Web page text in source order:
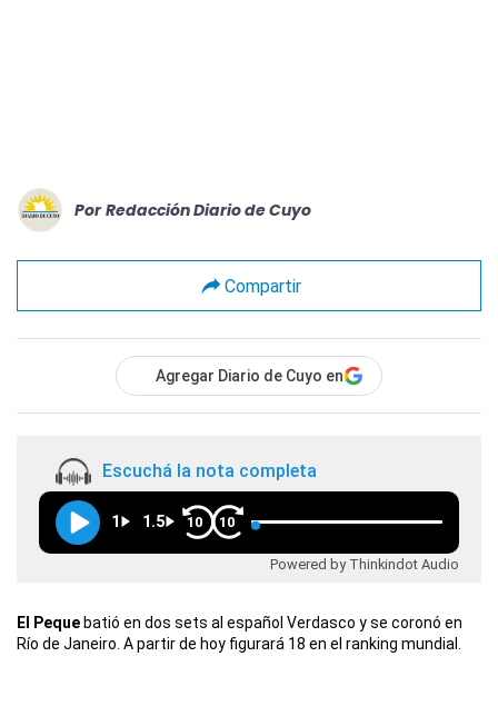
Por Redacción Diario de Cuyo
Compartir
Agregar Diario de Cuyo en
Escuchá la nota completa
1 1.5 10 10
Powered by Thinkindot Audio
El Peque batió en dos sets al español Verdasco y se coronó en
Río de Janeiro. A partir de hoy figurará 18 en el ranking mundial.